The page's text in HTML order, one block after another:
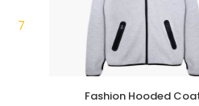
7
Fashion Hooded